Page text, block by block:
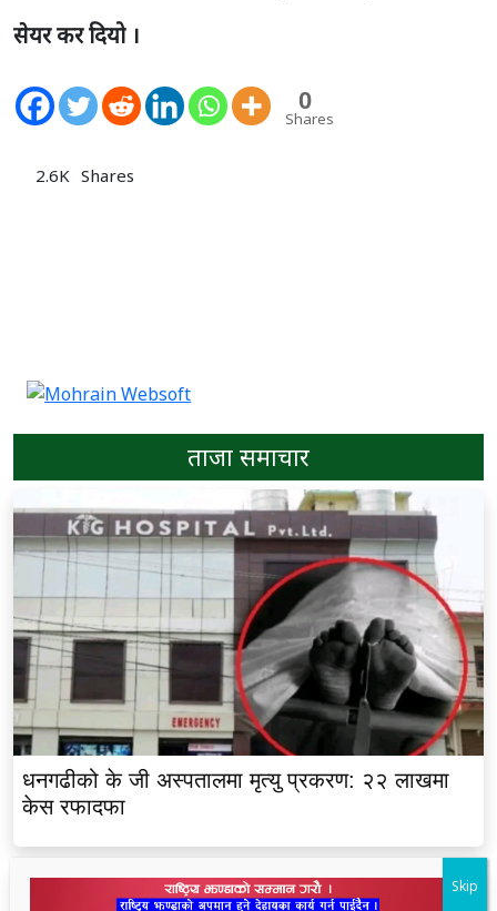
सेयर कर दियो ।
0
Shares
2.6K Shares
ताजा समाचार
धनगढीको के जी अस्पतालमा मृत्यु प्रकरण: २२ लाखमा
केस रफादफा
Skip